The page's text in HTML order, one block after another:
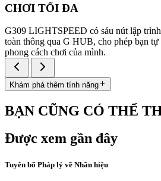
CHƠI TỐI ĐA
G309 LIGHTSPEED có sáu nút lập
toàn thông qua G HUB, cho phép bạn
phong cách chơi của mình.
Khám phá thêm tính năng
BẠN CŨNG CÓ THỂ
Được xem gần đây
Tuyên bố Pháp lý về Nhãn hiệu